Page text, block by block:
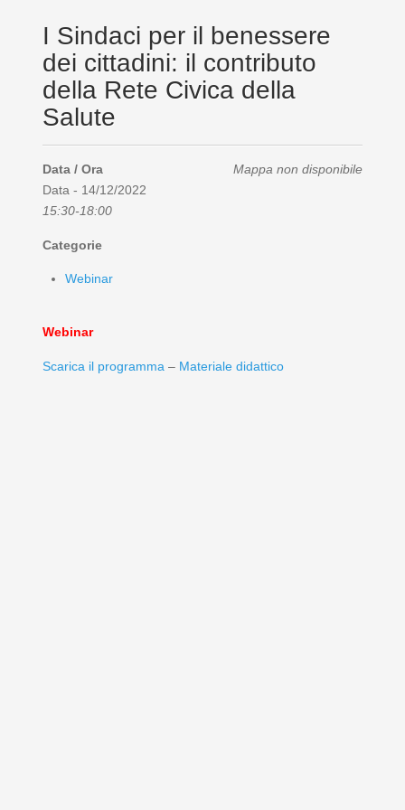
I Sindaci per il benessere
dei cittadini: il contributo
della Rete Civica della
Salute
Mappa non disponibile
Data / Ora
Data - 14/12/2022
15:30-18:00
Categorie
Webinar
Webinar
Scarica il programma – Materiale didattico